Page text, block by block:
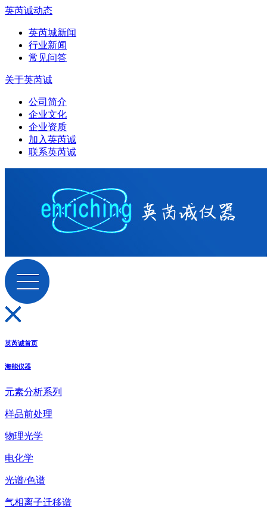
英芮诚动态
英芮城新闻
行业新闻
常见问答
关于英芮诚
公司简介
企业文化
企业资质
加入英芮诚
联系英芮诚
英芮诚首页
海能仪器
元素分析系列
样品前处理
物理光学
电化学
光谱/色谱
气相离子迁移谱